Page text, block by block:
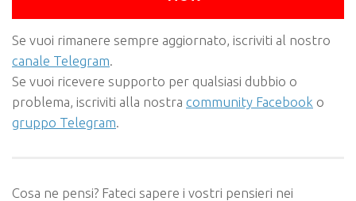
Se vuoi rimanere sempre aggiornato, iscriviti al nostro
canale Telegram.
Se vuoi ricevere supporto per qualsiasi dubbio o
problema, iscriviti alla nostra community Facebook o
gruppo Telegram.
Cosa ne pensi? Fateci sapere i vostri pensieri nei